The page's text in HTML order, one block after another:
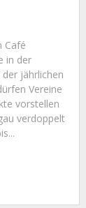
Café
in der
jährlichen
Vereine
vorstellen
verdoppelt